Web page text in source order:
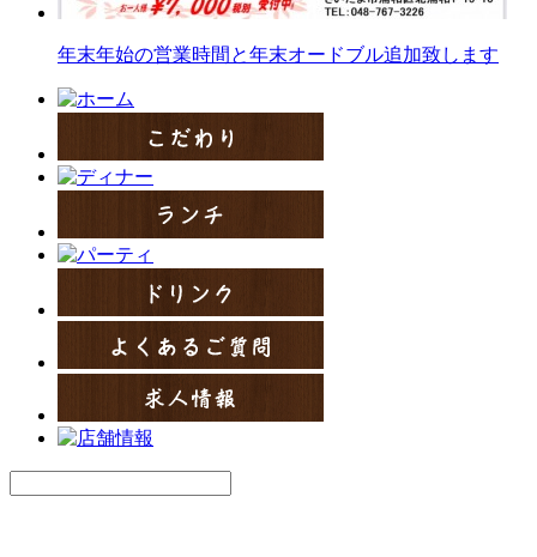
年末年始の営業時間と年末オードブル追加致します